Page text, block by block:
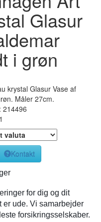
Glasur
i grøn
krystal Glasur Vase af
Måler 27cm.
214496
Kontakt
for dig og dit
ude. Vi samarbejder
forsikringsselskaber.